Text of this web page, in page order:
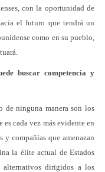
con la oportunidad de
el futuro que tendrá un
como en su pueblo,
buscar competencia y
de ninguna manera son los
cada vez más evidente en
y compañías que amenazan
la élite actual de Estados
alternativos dirigidos a los